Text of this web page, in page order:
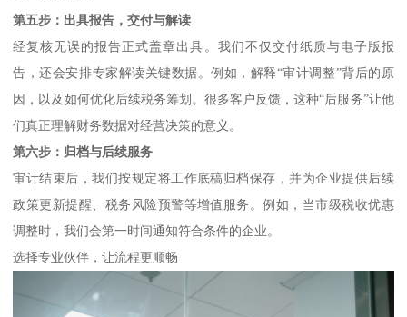
第五步：出具报告，交付与解读
经复核无误的报告正式盖章出具。我们不仅交付纸质与电子版报
告，还会安排专家解读关键数据。例如，解释“审计调整”背后的原
因，以及如何优化后续税务筹划。很多客户反馈，这种“后服务”让他
们真正理解财务数据对经营决策的意义。
第六步：归档与后续服务
审计结束后，我们按规定将工作底稿归档保存，并为企业提供后续
政策更新提醒、税务风险预警等增值服务。例如，当市级税收优惠
调整时，我们会第一时间通知符合条件的企业。
选择专业伙伴，让流程更顺畅